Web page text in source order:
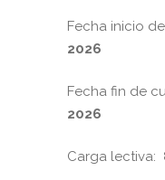
Fecha inicio
2026
Fecha fin de
2026
Carga lectiva: